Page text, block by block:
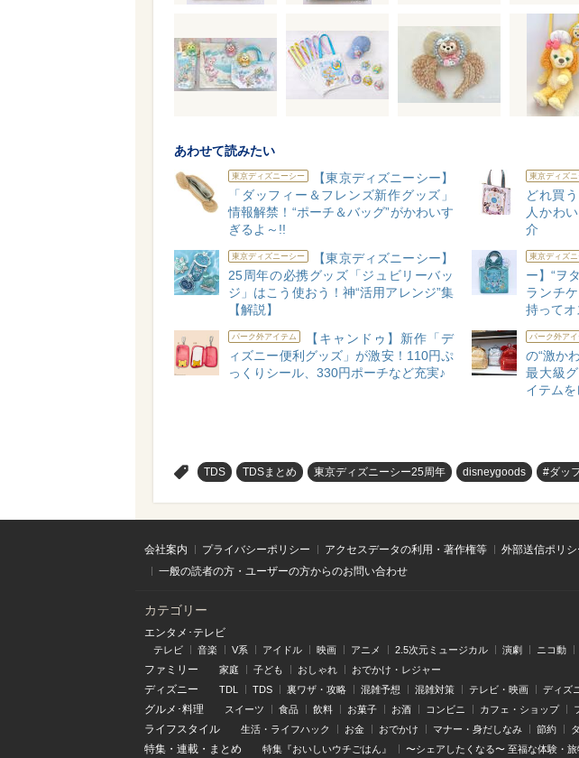
あわせて読みたい
東京ディズニーシー
【東京ディズニーシー】
「ダッフィー＆フレンズ新作グッズ」
情報解禁！“ポーチ＆バッグ”がかわいす
ぎるよ～!!
東京ディズ
どれ買
人かわ
介
東京ディズニーシー
【東京ディズニーシー】
25周年の必携グッズ「ジュビリーバッ
ジ」はこう使おう！神“活用アレンジ”集
【解説】
東京ディズ
ー】“ヲ
ランチ
持ってオ
パーク外アイテム
【キャンドゥ】新作「デ
ィズニー便利グッズ」が激安！110円ぷ
っくりシール、330円ポーチなど充実♪
パーク外アイ
の“激か
最大級
イテムを
TDS TDSまとめ 東京ディズニーシー25周年 disneygoods #ダッ
会社案内 プライバシーポリシー アクセスデータの利用・著作権等 外部送信ポリシ
一般の読者の方・ユーザーの方からのお問い合わせ
カテゴリー
エンタメ･テレビ
テレビ 音楽 V系 アイドル 映画 アニメ 2.5次元ミュージカル 演劇 ニコ動
ファミリー 家庭 子ども おしゃれ おでかけ・レジャー
ディズニー TDL TDS 裏ワザ・攻略 混雑予想 混雑対策 テレビ・映画 ディズ
グルメ･料理 スイーツ 食品 飲料 お菓子 お酒 コンビニ カフェ・ショップ
ライフスタイル 生活・ライフハック お金 おでかけ マナー・身だしなみ 節約
特集 ・ 連載 ・ まとめ 特集『おいしいウチごはん』 〜シェアしたくなる〜 至福な体験・